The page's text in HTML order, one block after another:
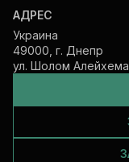
АДРЕС
Украина
49000, г. Днепр
ул. Шолом